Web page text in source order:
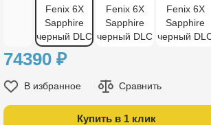
74390 ₽
Купить в 1 клик
В избранное Сравнить